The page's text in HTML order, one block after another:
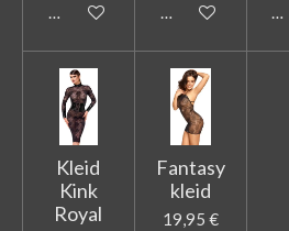
In den WarenkorbIn den Warenkorb
In
Kleid
Kink
Royal
Fantasy
kleid
19,95 €